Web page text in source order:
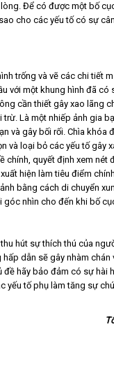
Để có được một bố
cho các yếu tố có sự
trống và vẽ các chi tiết
với một khung hình đã có
cần thiết gây xao lãng
Là một nhiếp ảnh gia
và gây bối rối. Chìa khóa
và loại bỏ các yếu tố gây
chính, quyết định xem nét
hiện làm tiêu điểm
bằng cách di chuyển
góc nhìn cho đến khi bố
hút sự thích thú của
dẫn sẽ gây nhàm chán
đề hãy bảo đảm có sự hài
yếu tố phụ làm tăng sự